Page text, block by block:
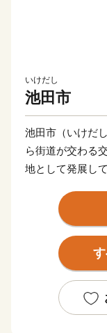
いけだし
池田市
池田市（いけだ
ら街道が交わる
地として発展し
され、都心（大
住宅都市として
また、五月山の
地域でもあり、
る動物園、植物
イキングをはじ